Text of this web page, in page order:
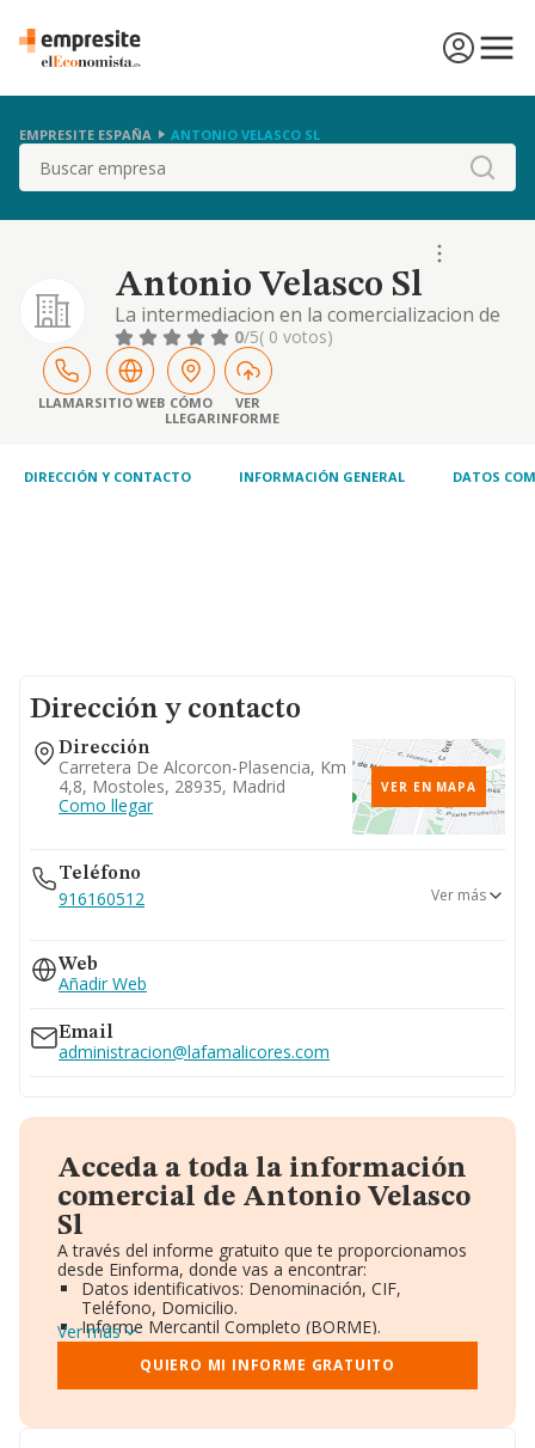
EMPRESITE ESPAÑA ANTONIO VELASCO SL
Buscar
Antonio Velasco Sl
La intermediacion en la comercializacion de
toda clase de productos de alimentacion, la
adquisicion de valores mobiliarios para su
tenencia y toda clase de activos financieros,
bien en los mercados de valores. etc.
0/5( 0 votos)
LLAMARSITIO WEB CÓMO
LLEGAR
VER
INFORME
DIRECCIÓN Y CONTACTO INFORMACIÓN GENERAL DATOS
Dirección y contacto
Dirección
Carretera De Alcorcon-Plasencia, Km
4,8, Mostoles, 28935, Madrid
Como llegar
VER EN MAPA
Teléfono
916160512
914682836
915514409
Ver más
Web
Añadir Web
Email
administracion@lafamalicores.com
Acceda a toda la información
comercial de Antonio Velasco
Sl
A través del informe gratuito que te proporcionamos
desde Einforma, donde vas a encontrar:
Datos identificativos: Denominación, CIF,
Teléfono, Domicilio.
Informe Mercantil Completo (BORME).
Gráficos de Evolución Ventas y Empleados.
Consejo de Administración y Administradores.
Directivos y Ejecutivos.
Ver más
QUIERO MI INFORME GRATUITO